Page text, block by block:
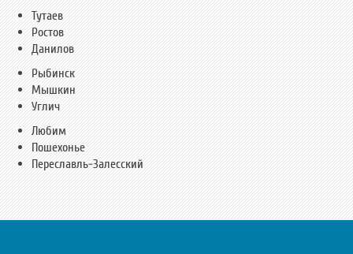
Тутаев
Ростов
Данилов
Рыбинск
Мышкин
Углич
Любим
Пошехонье
Переславль-Залесский